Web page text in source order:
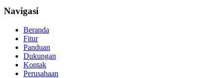
Navigasi
Beranda
Fitur
Panduan
Dukungan
Kontak
Perusahaan